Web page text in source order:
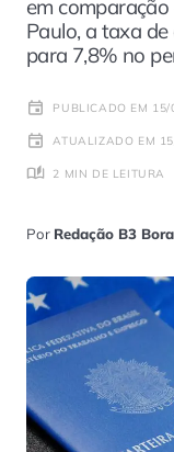
em
Paulo, a taxa
para 7,8% no
PUBLICADO EM
ATUALIZADO EM
2 MIN DE LEITURA
Por Redação B3